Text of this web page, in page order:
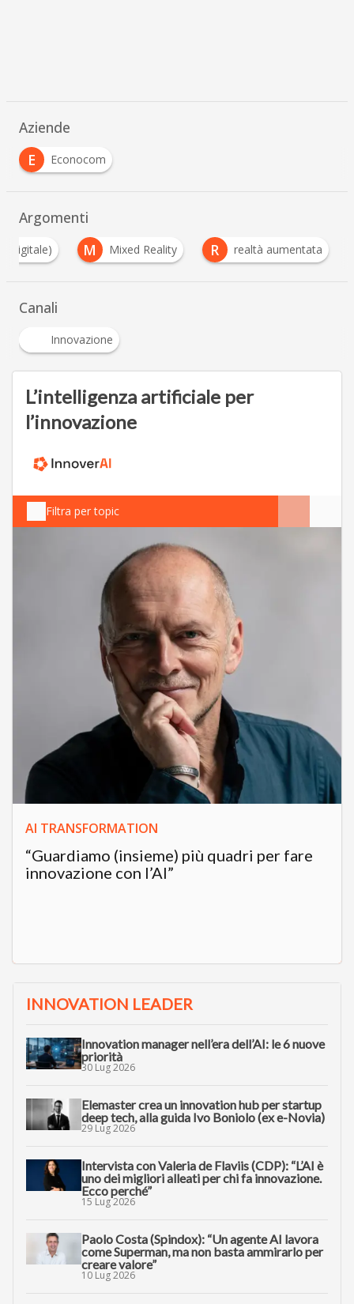
Aziende
E
Econocom
Argomenti
Digitale) M Mixed Reality R realtà aumentata
Canali
Innovazione
L’intelligenza artificiale per
l’innovazione
Filtra per topic
AI TRANSFORMATION
“Guardiamo (insieme) più quadri per fare
innovazione con l’AI”
INNOVATION LEADER
Innovation manager nell’era dell’AI: le 6 nuove
priorità
30 Lug 2026
Elemaster crea un innovation hub per startup
deep tech, alla guida Ivo Boniolo (ex e-Novia)
29 Lug 2026
Intervista con Valeria de Flaviis (CDP): “L’AI è
uno dei migliori alleati per chi fa innovazione.
Ecco perché”
15 Lug 2026
Paolo Costa (Spindox): “Un agente AI lavora
come Superman, ma non basta ammirarlo per
creare valore”
10 Lug 2026